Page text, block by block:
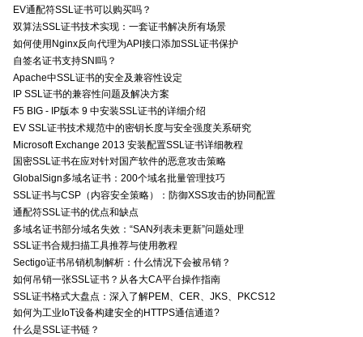
EV通配符SSL证书可以购买吗？
双算法SSL证书技术实现：一套证书解决所有场景
如何使用Nginx反向代理为API接口添加SSL证书保护
自签名证书支持SNI吗？
Apache中SSL证书的安全及兼容性设定
IP SSL证书的兼容性问题及解决方案
F5 BIG - IP版本 9 中安装SSL证书的详细介绍
EV SSL证书技术规范中的密钥长度与安全强度关系研究
Microsoft Exchange 2013 安装配置SSL证书详细教程
国密SSL证书在应对针对国产软件的恶意攻击策略
GlobalSign多域名证书：200个域名批量管理技巧
SSL证书与CSP（内容安全策略）：防御XSS攻击的协同配置
通配符SSL证书的优点和缺点
多域名证书部分域名失效：“SAN列表未更新”问题处理
SSL证书合规扫描工具推荐与使用教程
Sectigo证书吊销机制解析：什么情况下会被吊销？
如何吊销一张SSL证书？从各大CA平台操作指南
SSL证书格式大盘点：深入了解PEM、CER、JKS、PKCS12
如何为工业IoT设备构建安全的HTTPS通信通道?
什么是SSL证书链？